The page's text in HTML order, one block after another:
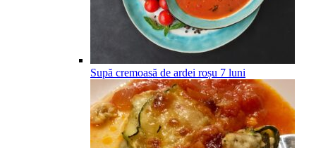
Supă cremoasă de ardei roșu 7 luni